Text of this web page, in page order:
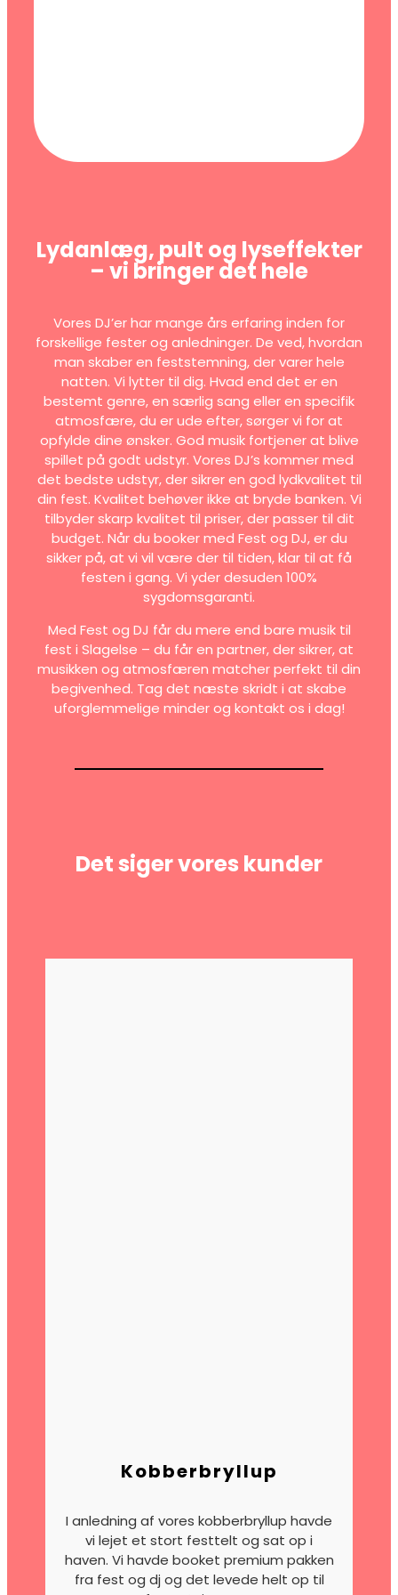
Lydanlæg, pult og lyseffekter
– vi bringer det hele
Vores DJ’er har mange års erfaring inden for
forskellige fester og anledninger. De ved, hvordan
man skaber en feststemning, der varer hele
natten. Vi lytter til dig. Hvad end det er en
bestemt genre, en særlig sang eller en specifik
atmosfære, du er ude efter, sørger vi for at
opfylde dine ønsker. God musik fortjener at blive
spillet på godt udstyr. Vores DJ’s kommer med
det bedste udstyr, der sikrer en god lydkvalitet til
din fest. Kvalitet behøver ikke at bryde banken. Vi
tilbyder skarp kvalitet til priser, der passer til dit
budget. Når du booker med Fest og DJ, er du
sikker på, at vi vil være der til tiden, klar til at få
festen i gang. Vi yder desuden 100%
sygdomsgaranti.
Med Fest og DJ får du mere end bare musik til
fest i Slagelse – du får en partner, der sikrer, at
musikken og atmosfæren matcher perfekt til din
begivenhed. Tag det næste skridt i at skabe
uforglemmelige minder og kontakt os i dag!
Det siger vores kunder
Kobberbryllup
I anledning af vores kobberbryllup havde
vi lejet et stort festtelt og sat op i
haven. Vi havde booket premium pakken
fra fest og dj og det levede helt op til